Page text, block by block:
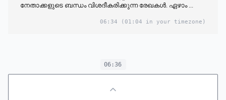
നേതാക്കളുടെ ബന്ധം വിശദീകരിക്കുന്ന രേഖകൾ. ഏഴാം ...
06:34 (01:04 in your timezone)
06:36